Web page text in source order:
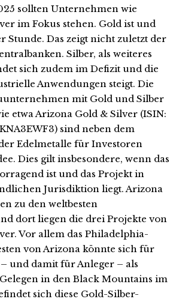
sollten Unternehmen wie
im Fokus stehen. Gold ist und
Stunde. Das zeigt nicht zuletzt der
Silber, als weiteres
sich zudem im Defizit und die
Anwendungen steigt. Die
mit Gold und Silber
etwa Arizona Gold & Silver (ISIN:
sind neben dem
Edelmetalle für Investoren
Dies gilt insbesondere, wenn das
ist und das Projekt in
Jurisdiktion liegt. Arizona
zu den weltbesten
dort liegen die drei Projekte von
Vor allem das Philadelphia-
von Arizona könnte sich für
und damit für Anleger – als
in den Black Mountains im
sich diese Gold-Silber-